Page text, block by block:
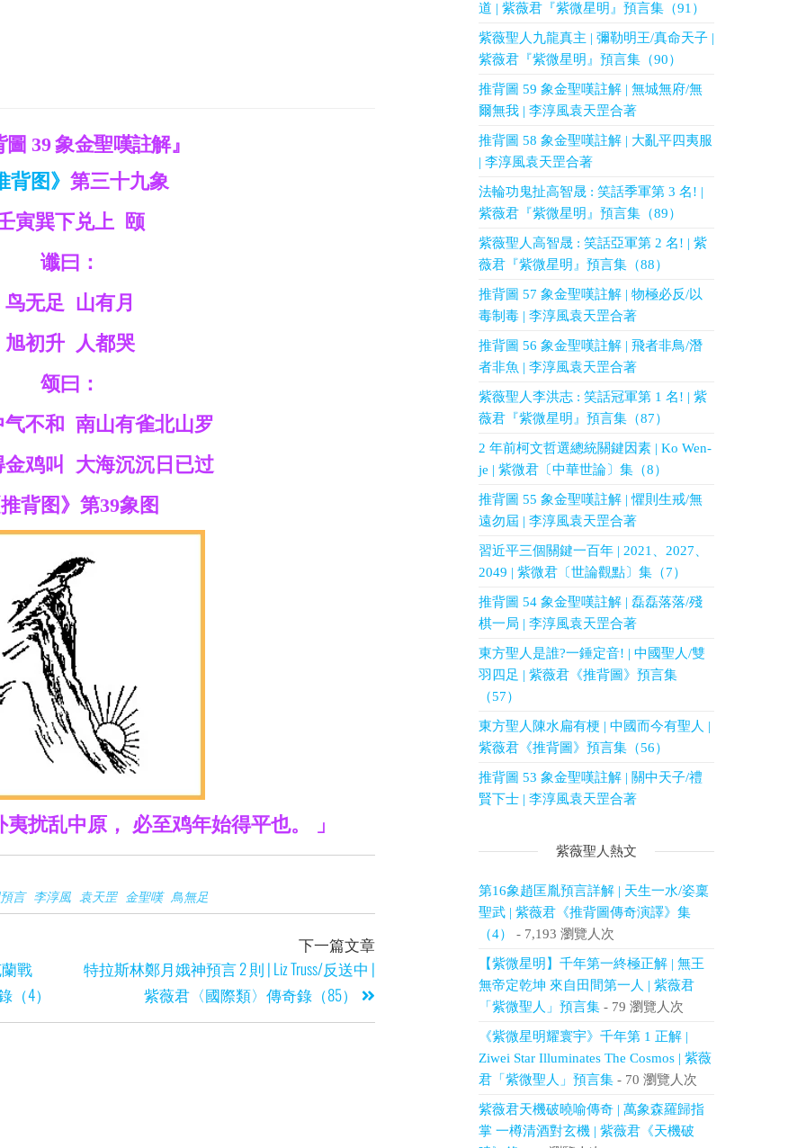
圖 39 象金聖嘆註解』
背图》 第三十九象
寅巽下兑上 颐
谶曰：
鸟无足 山有月
旭初升 人都哭
颂曰：
气不和 南山有雀北山罗
金鸡叫 大海沉沉日已过
推背图》第39象图
扰乱中原， 必至鸡年始得平也。 」
言 李淳風 袁天罡 金聖嘆 鳥無足
戰
（4）
下一篇文章
特拉斯林鄭月娥神預言 2 則 | Liz Truss/反送中 |
紫薇君〈國際類〉傳奇錄（85）
道 | 紫薇君『紫微星明』預言集（91）
紫薇聖人九龍真主 | 彌勒明王/真命天子 |
紫薇君『紫微星明』預言集（90）
推背圖 59 象金聖嘆註解 | 無城無府/無
爾無我 | 李淳風袁天罡合著
推背圖 58 象金聖嘆註解 | 大亂平四夷服
| 李淳風袁天罡合著
法輪功鬼扯高智晟 : 笑話季軍第 3 名! |
紫薇君『紫微星明』預言集（89）
紫薇聖人高智晟 : 笑話亞軍第 2 名! | 紫
薇君『紫微星明』預言集（88）
推背圖 57 象金聖嘆註解 | 物極必反/以
毒制毒 | 李淳風袁天罡合著
推背圖 56 象金聖嘆註解 | 飛者非鳥/潛
者非魚 | 李淳風袁天罡合著
紫薇聖人李洪志 : 笑話冠軍第 1 名! | 紫
薇君『紫微星明』預言集（87）
2 年前柯文哲選總統關鍵因素 | Ko Wen-
je | 紫微君〔中華世論〕集（8）
推背圖 55 象金聖嘆註解 | 懼則生戒/無
遠勿屆 | 李淳風袁天罡合著
習近平三個關鍵一百年 | 2021、2027、
2049 | 紫微君〔世論觀點〕集（7）
推背圖 54 象金聖嘆註解 | 磊磊落落/殘
棋一局 | 李淳風袁天罡合著
東方聖人是誰?一錘定音! | 中國聖人/雙
羽四足 | 紫薇君《推背圖》預言集
（57）
東方聖人陳水扁有梗 | 中國而今有聖人 |
紫薇君《推背圖》預言集（56）
推背圖 53 象金聖嘆註解 | 關中天子/禮
賢下士 | 李淳風袁天罡合著
紫薇聖人熱文
第16象趙匡胤預言詳解 | 天生一水/姿稟
聖武 | 紫薇君《推背圖傳奇演譯》集
（4）
- 7,193 瀏覽人次
【紫微星明】千年第一終極正解 | 無王
無帝定乾坤 來自田間第一人 | 紫薇君
「紫微聖人」預言集- 79 瀏覽人次
《紫微星明耀寰宇》千年第 1 正解 |
Ziwei Star Illuminates The Cosmos | 紫薇
君「紫微聖人」預言集- 70 瀏覽人次
紫薇君天機破曉喻傳奇 | 萬象森羅歸指
掌 一樽清酒對玄機 | 紫薇君《天機破